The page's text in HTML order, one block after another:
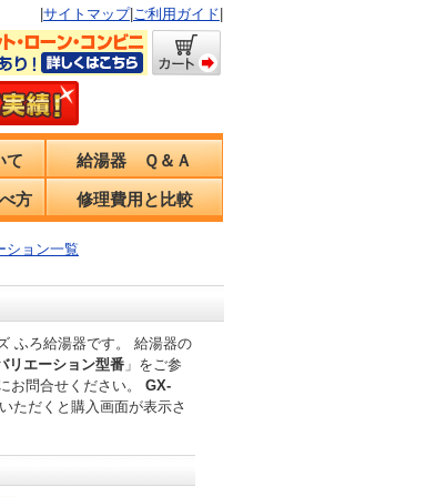
サイトマップ| ご利用ガイド
て 給湯器 Ｑ＆Ａ
方 修理費用と比較
ション一覧
ふろ給湯器です。 給湯器の
リエーション型番 」をご参
お問合せください。 GX-
ただくと購入画面が表示さ